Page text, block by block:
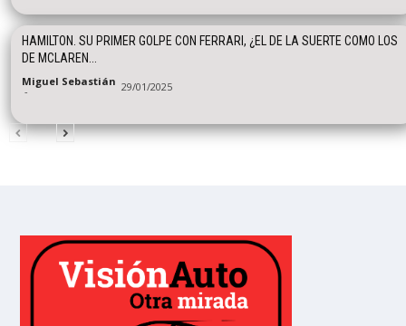
HAMILTON. SU PRIMER GOLPE CON FERRARI, ¿EL DE LA SUERTE COMO LOS
DE MCLAREN...
Miguel Sebastián
- 29/01/2025